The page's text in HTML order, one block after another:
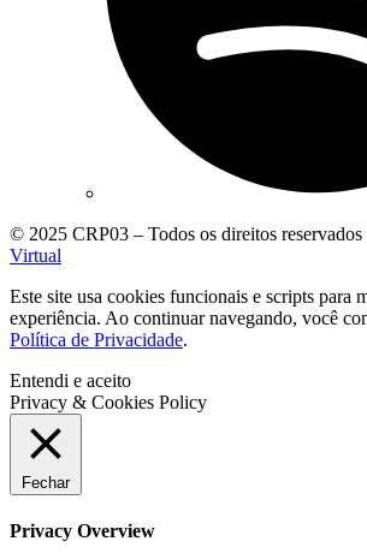
© 2025 CRP03 – Todos os direitos reservados
Virtual
Este site usa cookies funcionais e scripts para
experiência. Ao continuar navegando, você
Política de Privacidade.
Entendi e aceito
Privacy & Cookies Policy
Fechar
Privacy Overview